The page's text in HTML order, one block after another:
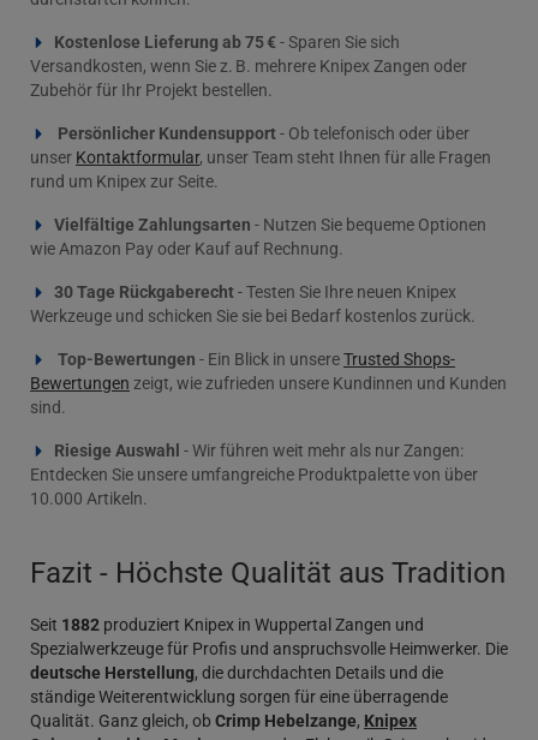
Kostenlose Lieferung ab 75 €- Sparen Sie sich
Versandkosten, wenn Sie z. B. mehrere Knipex Zangen oder
Zubehör für Ihr Projekt bestellen.
Persönlicher Kundensupport- Ob telefonisch oder über
unser Kontaktformular, unser Team steht Ihnen für alle Fragen
rund um Knipex zur Seite.
Vielfältige Zahlungsarten - Nutzen Sie bequeme Optionen
wie Amazon Pay oder Kauf auf Rechnung.
30 Tage Rückgaberecht- Testen Sie Ihre neuen Knipex
Werkzeuge und schicken Sie sie bei Bedarf kostenlos zurück.
Top-Bewertungen - Ein Blick in unsereTrusted Shops-
Bewertungen zeigt, wie zufrieden unsere Kundinnen und Kunden
sind.
Riesige Auswahl - Wir führen weit mehr als nur Zangen:
Entdecken Sie unsere umfangreiche Produktpalette von über
10.000 Artikeln.
Fazit - Höchste Qualität aus Tradition
Seit 1882 produziert Knipex in Wuppertal Zangen und
Spezialwerkzeuge für Profis und anspruchsvolle Heimwerker. Die
deutsche Herstellung, die durchdachten Details und die
ständige Weiterentwicklung sorgen für eine überragende
Qualität. Ganz gleich, ob Crimp Hebelzange, Knipex